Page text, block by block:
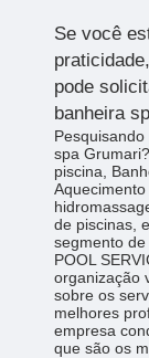
Se você
pode
banheira
spa
piscina,
de piscinas,
segmento de
POOL
organização
sobre os
melhores
empresa
que são os